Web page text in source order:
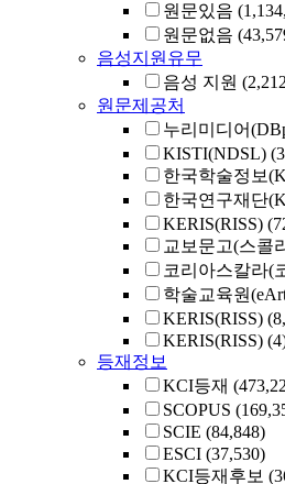
원문있음
원문없음
음성지원유무
음성 지원
원문제공처
누리미디어
KISTI(NDSL)
한국학술정보
한국연구재단
KERIS(RISS)
교보문고(스콜
코리아스칼라(
학술교육원
KERIS(RISS)
KERIS(RISS)
등재정보
KCI등재
SCOPUS
SCIE (84,848)
ESCI (37,530)
KCI등재후보